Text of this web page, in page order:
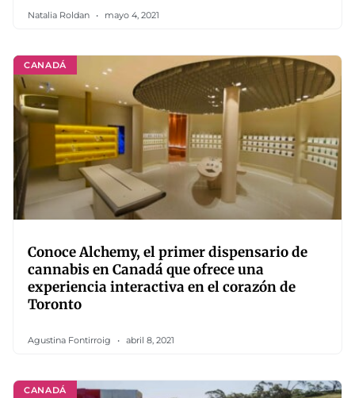
Natalia Roldan mayo 4, 2021
CANADÁ
Conoce Alchemy, el primer dispensario de
cannabis en Canadá que ofrece una
experiencia interactiva en el corazón de
Toronto
Agustina Fontirroig abril 8, 2021
CANADÁ